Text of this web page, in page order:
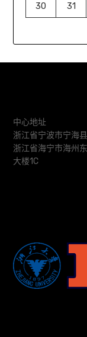
30
31
中心地址
浙江省宁波市宁海
浙江省海宁市海州
大楼1C